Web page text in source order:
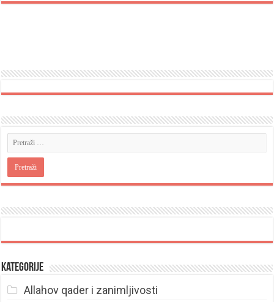
Kategorije
Allahov qader i zanimljivosti